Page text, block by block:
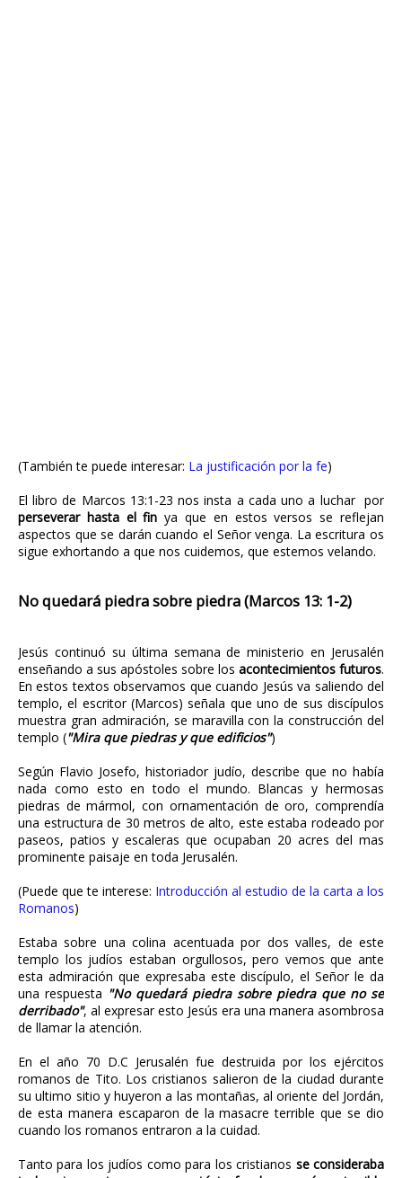
(También te puede interesar: La justificación por la fe)
El libro de Marcos 13:1-23 nos insta a cada uno a luchar por
perseverar hasta el fin ya que en estos versos se reflejan
aspectos que se darán cuando el Señor venga. La escritura os
sigue exhortando a que nos cuidemos, que estemos velando.
No quedará piedra sobre piedra (Marcos 13: 1-2)
Jesús continuó su última semana de ministerio en Jerusalén
enseñando a sus apóstoles sobre los acontecimientos futuros.
En estos textos observamos que cuando Jesús va saliendo del
templo, el escritor (Marcos) señala que uno de sus discípulos
muestra gran admiración, se maravilla con la construcción del
templo ("Mira que piedras y que edificios")
Según Flavio Josefo, historiador judío, describe que no había
nada como esto en todo el mundo. Blancas y hermosas
piedras de mármol, con ornamentación de oro, comprendía
una estructura de 30 metros de alto, este estaba rodeado por
paseos, patios y escaleras que ocupaban 20 acres del mas
prominente paisaje en toda Jerusalén.
(Puede que te interese: Introducción al estudio de la carta a los
Romanos)
Estaba sobre una colina acentuada por dos valles, de este
templo los judíos estaban orgullosos, pero vemos que ante
esta admiración que expresaba este discípulo, el Señor le da
una respuesta "No quedará piedra sobre piedra que no se
derribado", al expresar esto Jesús era una manera asombrosa
de llamar la atención.
En el año 70 D.C Jerusalén fue destruida por los ejércitos
romanos de Tito. Los cristianos salieron de la ciudad durante
su ultimo sitio y huyeron a las montañas, al oriente del Jordán,
de esta manera escaparon de la masacre terrible que se dio
cuando los romanos entraron a la cuidad.
Tanto para los judíos como para los cristianos se consideraba